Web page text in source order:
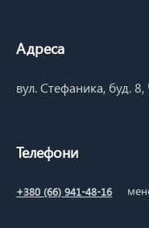
Адреса
вул. Стефаника, буд.
Телефони
+380 (66) 941-48-16